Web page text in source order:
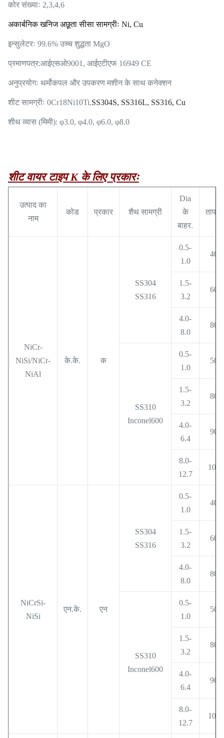
कोर संख्याः 2,3,4,6
अकार्बनिक खनिज अछूता सीसा सामग्रीः Ni, Cu
इन्सुलेटरः 99.6% उच्च शुद्धता MgO
प्रमाणपत्र:आईएसओ9001, आईएटीएफ 16949 CE
अनुप्रयोगः थर्मोकपल और उपकरण मशीन के साथ कनेक्शन
शीट सामग्रीः 0Cr18Ni10Ti,SS304S, SS316L, SS316, Cu
शीथ व्यास (मिमी): φ3.0, φ4.0, φ6.0, φ8.0
शीट वायर टाइप K के लिए प्रकारः
उत्पाद का
नाम
कोड प्रकार शैथ सामग्री
Dia
के
बाहर.
NiCr-
NiSi/NiCr-
NiAl
के.के. क
SS304
SS316
0.5-
1.0
400
1.5-
3.2
600
4.0-
8.0
800
SS310
Inconel600
0.5-
1.0
500
1.5-
3.2
800
4.0-
6.4
900
8.0-
12.7
1000
NiCrSi-
NiSi
एन.के. एन
SS304
SS316
0.5-
1.0
400
1.5-
3.2
600
4.0-
8.0
800
SS310
Inconel600
0.5-
1.0
500
1.5-
3.2
800
4.0-
6.4
900
8.0-
12.7
1000